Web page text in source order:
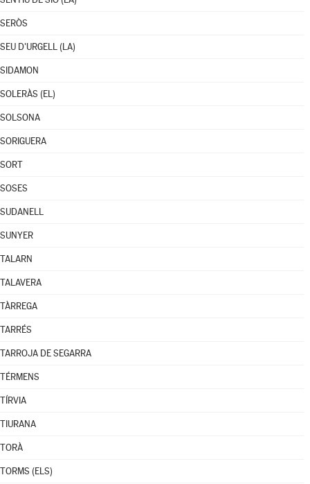
SERÒS
SEU D'URGELL (LA)
SIDAMON
SOLERÀS (EL)
SOLSONA
SORIGUERA
SORT
SOSES
SUDANELL
SUNYER
TALARN
TALAVERA
TÀRREGA
TARRÉS
TARROJA DE SEGARRA
TÉRMENS
TÍRVIA
TIURANA
TORÀ
TORMS (ELS)